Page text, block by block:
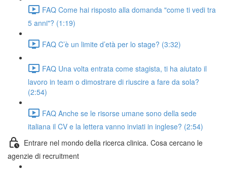
FAQ Come hai risposto alla domanda "come ti vedi tra
5 anni"? (1:19)
FAQ C’è un limite d’età per lo stage? (3:32)
FAQ Una volta entrata come stagista, ti ha aiutato il
lavoro in team o dimostrare di riuscire a fare da sola?
(2:54)
FAQ Anche se le risorse umane sono della sede
italiana il CV e la lettera vanno inviati in inglese? (2:54)
Entrare nel mondo della ricerca clinica. Cosa cercano le
agenzie di recruitment